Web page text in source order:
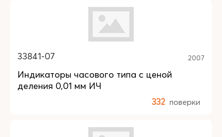
33841-07 2007
Индикаторы часового типа с ценой
деления 0,01 мм ИЧ
332 поверки